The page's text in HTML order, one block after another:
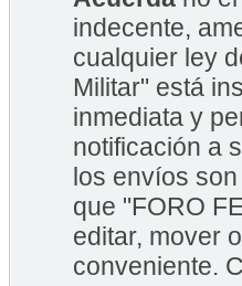
indecente,
cualquier ley
Militar" está
inmediata y
notificación a
los envíos
que "FORO
editar, mover
conveniente.